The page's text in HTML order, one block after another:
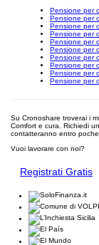
Pensione per
Pensione per
Pensione per
Pensione per
Pensione per
Pensione per
Pensione per
Pensione per
Pensione per
Pensione per
Su Cronoshare troverai i
Comfort e cura. Richiedi
contatteranno entro poche
Vuoi lavorare con noi?
Registrati Gratis